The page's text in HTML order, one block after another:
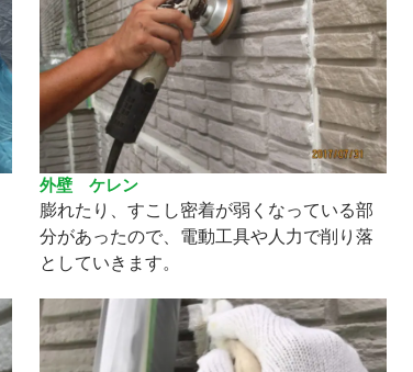
外壁 ケレン
膨れたり、すこし密着が弱くなっている部
分があったので、電動工具や人力で削り落
としていきます。